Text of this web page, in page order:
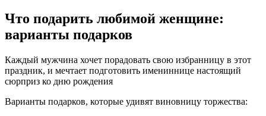
Что подарить любимой женщине:
варианты подарков
Каждый мужчина хочет порадовать свою избранницу в этот
праздник, и мечтает подготовить имениннице настоящий
сюрприз ко дню рождения
Варианты подарков, которые удивят виновницу торжества: